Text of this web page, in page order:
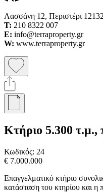
Λασσάνη 12, Περιστέρι 12132
Τ: 210 8322 007
E: info@terraproperty.gr
W: www.terraproperty.gr
Κτήριο 5.300
Κωδικός: 24
€ 7.000.000
Επαγγελματικό κτήριο
κατάσταση του κτηρίου και η